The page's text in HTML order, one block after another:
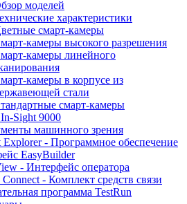
моделей
характеристики
смарт-камеры
камеры высокого разрешения
камеры линейного
камеры в корпусе из
стали
смарт-камеры
Sight 9000
машинного зрения
Explorer - Программное обеспечение
EasyBuilder
- Интерфейс оператора
- Комплект средств связи
программа TestRun